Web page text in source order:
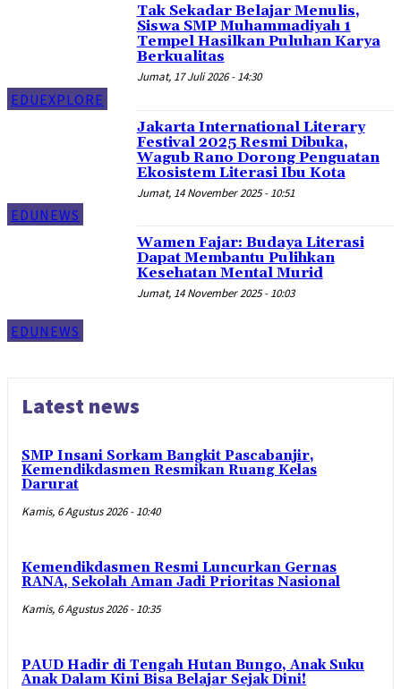
EDUEXPLORE
Tak Sekadar Belajar Menulis,
Siswa SMP Muhammadiyah 1
Tempel Hasilkan Puluhan Karya
Berkualitas
Jumat, 17 Juli 2026 - 14:30
EDUNEWS
Jakarta International Literary
Festival 2025 Resmi Dibuka,
Wagub Rano Dorong Penguatan
Ekosistem Literasi Ibu Kota
Jumat, 14 November 2025 - 10:51
EDUNEWS
Wamen Fajar: Budaya Literasi
Dapat Membantu Pulihkan
Kesehatan Mental Murid
Jumat, 14 November 2025 - 10:03
Latest news
SMP Insani Sorkam Bangkit Pascabanjir,
Kemendikdasmen Resmikan Ruang Kelas
Darurat
Kamis, 6 Agustus 2026 - 10:40
Kemendikdasmen Resmi Luncurkan Gernas
RANA, Sekolah Aman Jadi Prioritas Nasional
Kamis, 6 Agustus 2026 - 10:35
PAUD Hadir di Tengah Hutan Bungo, Anak Suku
Anak Dalam Kini Bisa Belajar Sejak Dini!